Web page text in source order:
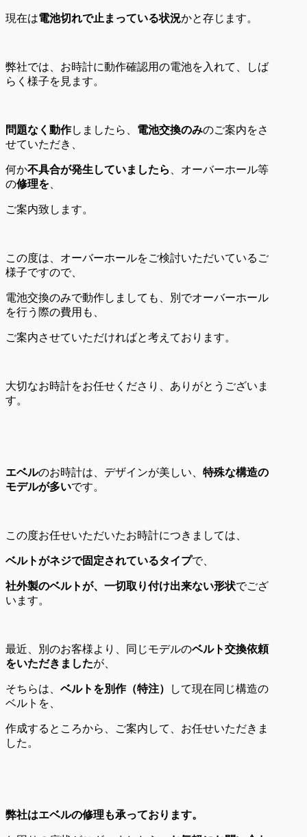
現在は電池切れで止まっている状況かと存じます。
弊社では、お時計に動作確認用の電池を入れて、しば
らく様子を見ます。
問題なく動作しましたら、 電池交換のみのご案内をさ
せていただき、
何か不具合が発生していましたら
、オーバーホール等
の修理を
ご案内致します。
この度は、オーバーホールをご検討いただいているご
様子ですので、
電池交換のみで動作しましても、別でオーバーホール
を行う際の費用も、
ご案内させていただければと考えております。
大切なお時計をお任せくださり、ありがとうございま
す。
エベルのお時計は、デザインが美しい、 特殊な構造の
モデルが多いです。
この度お任せいただいたお時計につきましては、
ベルトがネジで固定されているタイプで、
社外製のベルトが、一切取り付け出来ない形状でござ
います。
最近、別のお客様より、同じモデルのベルト交換依頼
をいただきましたが、
そちらは、 ベルトを別作（特注）
して現在同じ構造の
ベルトを、
作成するところから、ご案内して、お任せいただきま
した。
弊社はエベルの修理も承っております。